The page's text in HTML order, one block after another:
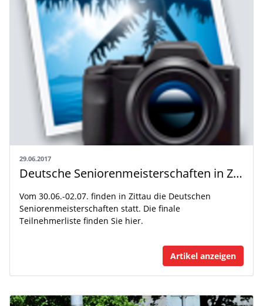
29.06.2017
Deutsche Seniorenmeisterschaften in Zittau
Vom 30.06.-02.07. finden in Zittau die Deutschen
Seniorenmeisterschaften statt. Die finale
Teilnehmerliste finden Sie hier.
Artikel anzeigen